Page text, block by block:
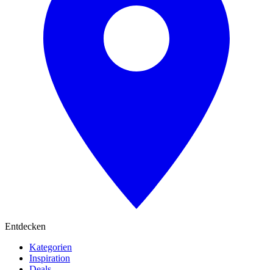
Entdecken
Kategorien
Inspiration